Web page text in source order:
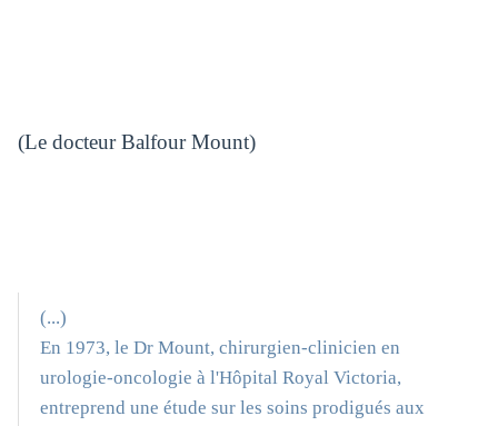
(Le docteur Balfour Mount)
(...)
En 1973, le Dr Mount, chirurgien-clinicien en
urologie-oncologie à l'Hôpital Royal Victoria,
entreprend une étude sur les soins prodigués aux